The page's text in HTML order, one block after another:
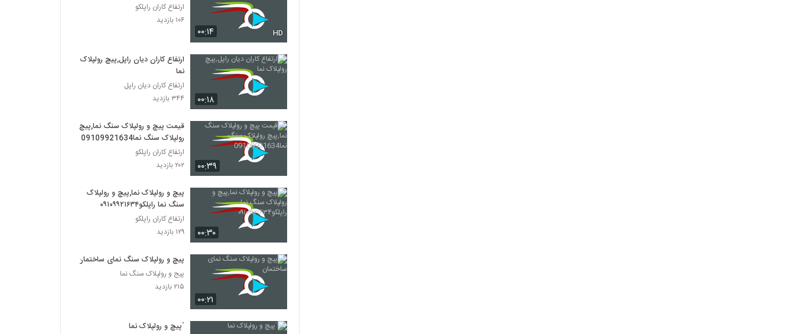
۰۰:۱۴ HD
ارتفاع کاران راپلکو
۱۰۶ بازدید
۰۰:۱۸
ارتفاع کاران دیان راپل,پیچ رولپلاک
نما
ارتفاع کاران دیان راپل
۳۴۴ بازدید
۰۰:۳۹
قیمت پیچ و رولپلاک سنگ نما,پیچ
رولپلاک سنگ نما09109921634
ارتفاع کاران راپلکو
۲۰۲ بازدید
۰۰:۳۰
پیچ و رولپلاک نما,پیچ و رولپلاک
سنگ نما راپلکو۰۹۱۰۹۹۲۱۶۳۴
ارتفاع کاران راپلکو
۱۲۹ بازدید
۰۰:۲۱
پیچ و رولپلاک سنگ نمای ساختمان
پیج و رولپلاک سنگ نما
۲۱۵ بازدید
`پیچ و رولپلاک نما